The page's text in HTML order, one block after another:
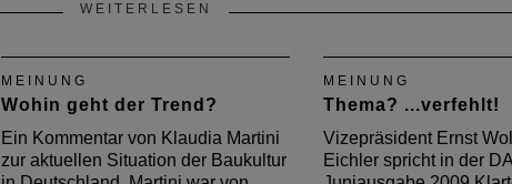
WEITERLESEN
MEINUNG
Wohin geht der Trend?
Ein Kommentar von Klaudia Martini
zur aktuellen Situation der Baukultur
MEINUNG
Thema? ...verfehlt!
Vizepräsident Ernst
Eichler spricht in der